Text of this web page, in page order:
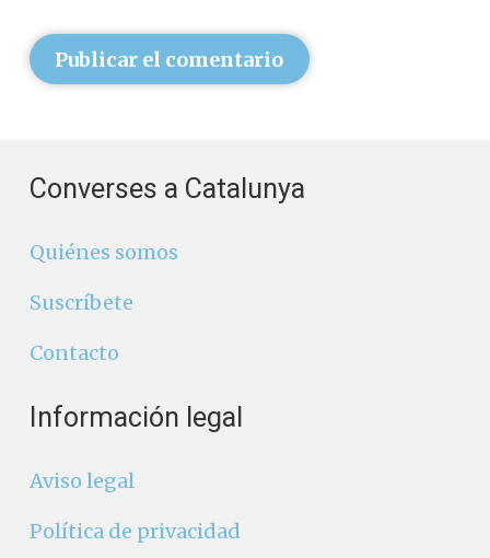
Publicar el comentario
Converses a Catalunya
Quiénes somos
Suscríbete
Contacto
Información legal
Aviso legal
Política de privacidad